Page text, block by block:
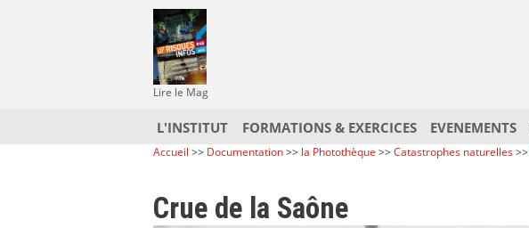
Lire le Mag
L'INSTITUT FORMATIONS & EXERCICES EVENEMENTS
Accueil >> Documentation>> la Photothèque >>Catastrophes naturelles>>
Crue de la Saône